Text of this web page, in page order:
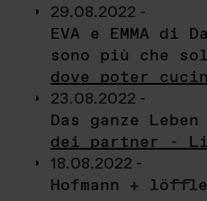
29.08.2022 -
EVA e EMMA di
sono più che
dove poter
23.08.2022 -
Das ganze
dei partner -
18.08.2022 -
Hofmann +